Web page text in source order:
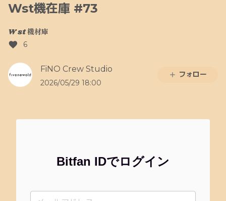
Wst機在庫 #73
W st 機材庫
6
FiNO Crew Studio
2026/05/29 18:00
フォロー
Bitfan IDでログイン